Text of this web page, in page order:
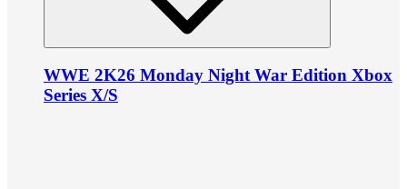
WWE 2K26 Monday Night War Edition Xbox
Series X/S